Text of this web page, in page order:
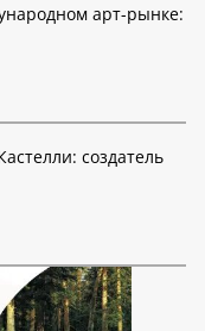
арт-рынке:
создатель